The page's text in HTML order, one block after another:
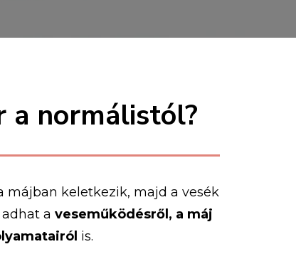
a normálistól?
májban keletkezik, majd a vesék
adhat a veseműködésről, a máj
is.